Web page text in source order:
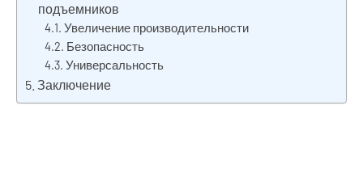
подъемников
Увеличение производительности
Безопасность
Универсальность
Заключение